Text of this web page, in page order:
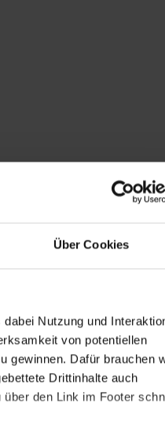
Über Cookies
Nutzung und
von potentiellen
gewinnen. Dafür brauchen
Drittinhalte auch
den Link im Footer